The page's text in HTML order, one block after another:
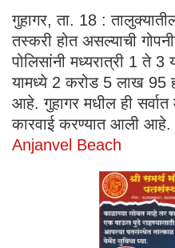
गुहागर, ता. 18 :
तस्करी होत असल्याची
पोलिसांनी मध्यरात्री 1 ते
यामध्ये 2 करोड 5 लाख 95
आहे. गुहागर मधील ही
कारवाई करण्यात आली आहे.
Anjanvel Beach